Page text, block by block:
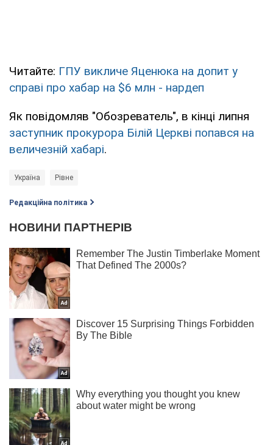
Читайте: ГПУ викличе Яценюка на допит у
справі про хабар на $6 млн - нардеп
Як повідомляв "Обозреватель", в кінці липня
заступник прокурора Білій Церкві попався на
величезній хабарі.
Україна Рівне
Редакційна політика